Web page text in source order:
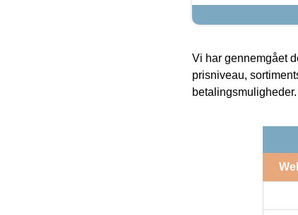
Vi har gennemgået
prisniveau,
betalingsmuligheder.